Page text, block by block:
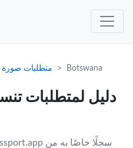
متطلبات صورة Botswana
دليل لمتطلبات